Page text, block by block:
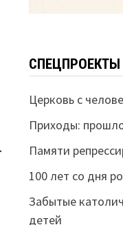
СПЕЦПРОЕКТЫ
Церковь с
Приходы:
Памяти
100 лет со дня
Забытые
детей